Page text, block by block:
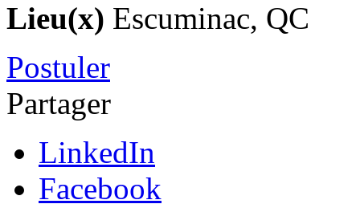
Lieu(x) Escuminac, QC
Postuler
Partager
LinkedIn
Facebook